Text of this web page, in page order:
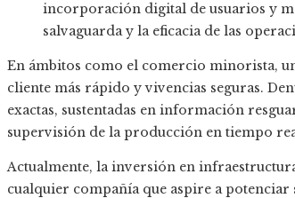
incorporación digital de usuarios y
salvaguarda y la eficacia de las
En ámbitos como el comercio minorista,
cliente más rápido y vivencias seguras.
exactas, sustentadas en información
supervisión de la producción en tiempo
Actualmente, la inversión en
cualquier compañía que aspire a